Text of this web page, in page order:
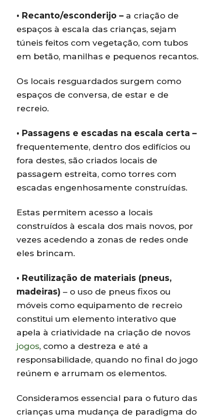
• Recanto/esconderijo – a criação de
espaços à escala das crianças, sejam
túneis feitos com vegetação, com tubos
em betão, manilhas e pequenos recantos.
Os locais resguardados surgem como
espaços de conversa, de estar e de
recreio.
• Passagens e escadas na escala certa –
frequentemente, dentro dos edifícios ou
fora destes, são criados locais de
passagem estreita, como torres com
escadas engenhosamente construídas.
Estas permitem acesso a locais
construídos à escala dos mais novos, por
vezes acedendo a zonas de redes onde
eles brincam.
• Reutilização de materiais (pneus,
madeiras) – o uso de pneus fixos ou
móveis como equipamento de recreio
constitui um elemento interativo que
apela à criatividade na criação de novos
jogos, como a destreza e até a
responsabilidade, quando no final do jogo
reúnem e arrumam os elementos.
Consideramos essencial para o futuro das
crianças uma mudança de paradigma do